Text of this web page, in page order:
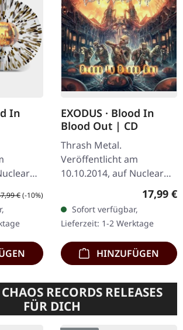
In
gold-
In
Preis:
€(-10%)
EXODUS · Blood In
Blood Out | CD
Thrash Metal.
Veröffentlicht am
10.10.2014, auf Nuclear
Blast Records. CD im
Jewelcase. Nach einer
zehnjährigen Pause
kehrten die…
17,99 €
Sofort verfügbar,
Lieferzeit: 1-2 Werktage
HINZUFÜGEN
RECORDS RELEASES
FÜR DICH